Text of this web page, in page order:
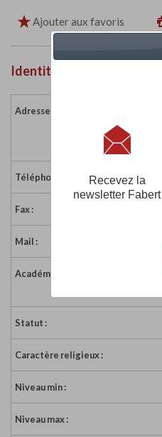
Ajouter aux favoris
Identité de l'établissement
Adresse :
Téléphone :
Fax :
Mail :
Académie :
Statut :
Caractère religieux :
Niveau min :
Niveau max :
Recevez la
newsletter Fabert